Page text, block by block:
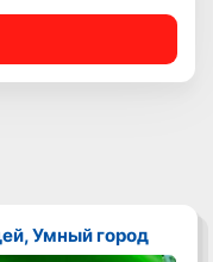
Умный город